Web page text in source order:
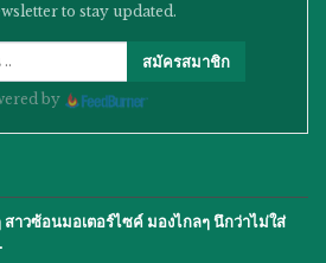
to stay updated.
สมัครสมาชิก
by
สาวซ้อนมอเตอร์ไซค์ มองไกลๆ นึกว่าไม่ใส่